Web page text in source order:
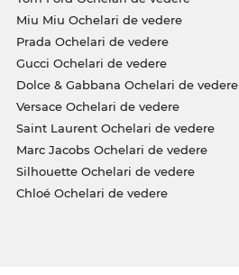
Miu Miu Ochelari de vedere
Prada Ochelari de vedere
Gucci Ochelari de vedere
Dolce & Gabbana Ochelari de vedere
Versace Ochelari de vedere
Saint Laurent Ochelari de vedere
Marc Jacobs Ochelari de vedere
Silhouette Ochelari de vedere
Chloé Ochelari de vedere